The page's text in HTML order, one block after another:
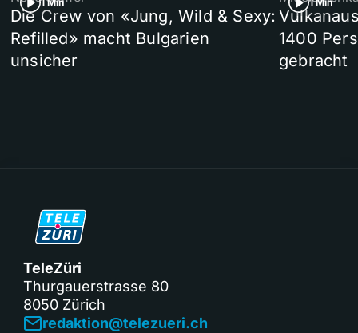
Die Crew von «Jung, Wild & Sexy:
Refilled» macht Bulgarien
unsicher
1400
gebracht
TeleZüri
Thurgauerstrasse 80
8050 Zürich
redaktion@telezueri.ch